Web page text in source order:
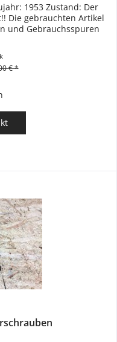
1953 Zustand: Der
Die gebrauchten Artikel
und Gebrauchsspuren
€ *